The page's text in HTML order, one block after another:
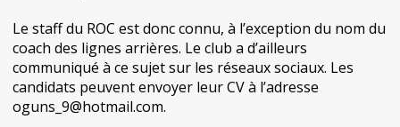
Le staff du ROC est donc connu, à l’exception du nom du
coach des lignes arrières. Le club a d’ailleurs
communiqué à ce sujet sur les réseaux sociaux. Les
candidats peuvent envoyer leur CV à l’adresse
oguns_9@hotmail.com.